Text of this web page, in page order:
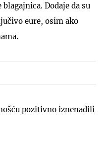
Dodaje da su
eure, osim ako
pozitivno iznenadili